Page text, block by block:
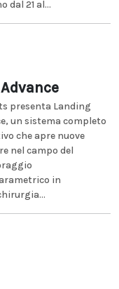
dal 21 al...
presenta Landing
un sistema completo
che apre nuove
nel campo del
in